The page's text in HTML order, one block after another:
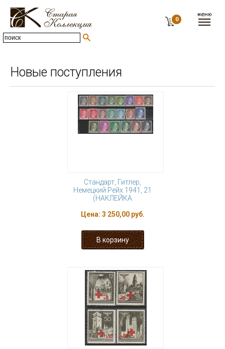
0
Новые поступления
Стандарт, Гитлер,
Немецкий Рейх 1941, 21
(НАКЛЕЙКА
Цена: 3 250,00 руб.